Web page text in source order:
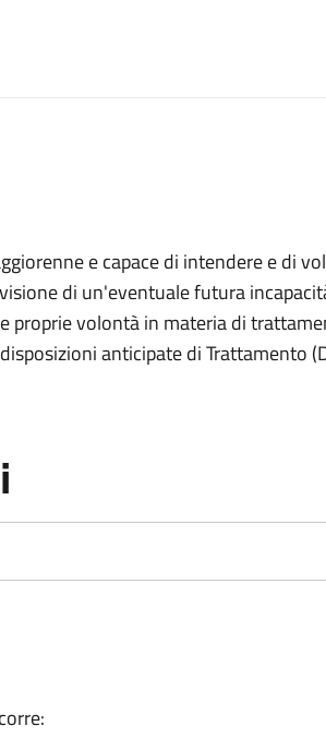
e capace di intendere e di
di un'eventuale futura
proprie volontà in materia di
anticipate di Trattamento